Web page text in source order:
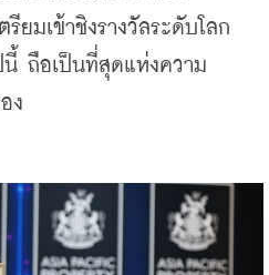
รียมเข้าชิงรางวัลระดับโลก
ถือเป็นที่สุดแห่งความ
ง